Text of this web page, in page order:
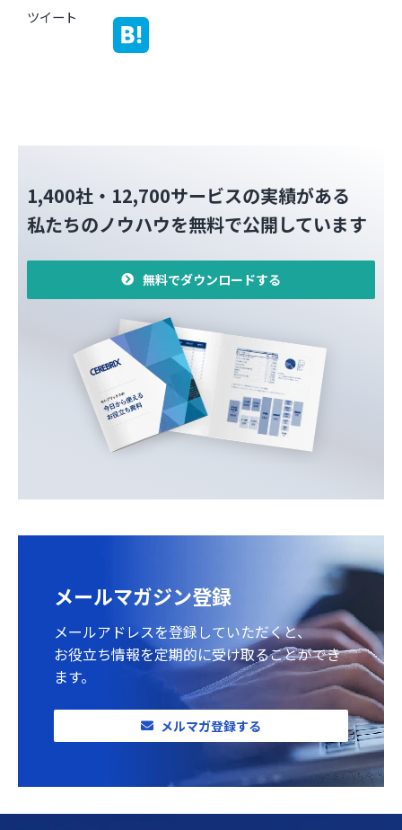
ツイート
1,400社・12,700サービスの実績がある
私たちのノウハウを無料で公開しています
無料でダウンロードする
メールマガジン登録
メールアドレスを登録していただくと、
お役立ち情報を定期的に受け取ることができ
ます。
メルマガ登録する